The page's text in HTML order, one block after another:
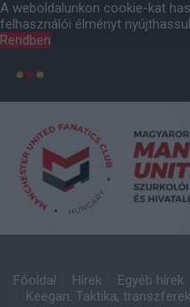
A weboldalunkon cookie-kat
felhasználói élményt
Rendben
Főoldal Hírek
Egyéb hírek
Keegan: Taktika,